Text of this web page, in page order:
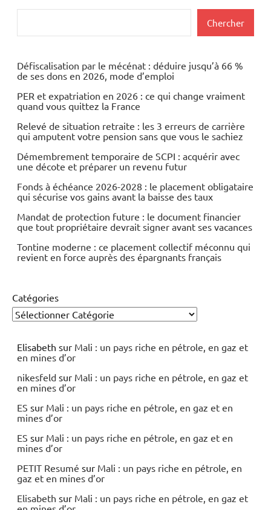
Chercher
Défiscalisation par le mécénat : déduire jusqu’à 66 %
de ses dons en 2026, mode d’emploi
PER et expatriation en 2026 : ce qui change vraiment
quand vous quittez la France
Relevé de situation retraite : les 3 erreurs de carrière
qui amputent votre pension sans que vous le sachiez
Démembrement temporaire de SCPI : acquérir avec
une décote et préparer un revenu futur
Fonds à échéance 2026-2028 : le placement obligataire
qui sécurise vos gains avant la baisse des taux
Mandat de protection future : le document financier
que tout propriétaire devrait signer avant ses vacances
Tontine moderne : ce placement collectif méconnu qui
revient en force auprès des épargnants français
Catégories
Elisabeth sur Mali : un pays riche en pétrole, en gaz et
en mines d’or
nikesfeld sur Mali : un pays riche en pétrole, en gaz et
en mines d’or
ES sur Mali : un pays riche en pétrole, en gaz et en
mines d’or
ES sur Mali : un pays riche en pétrole, en gaz et en
mines d’or
PETIT Resumé sur Mali : un pays riche en pétrole, en
gaz et en mines d’or
Elisabeth sur Mali : un pays riche en pétrole, en gaz et